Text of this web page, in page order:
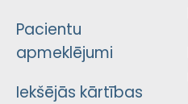
Pacientu
apmeklējumi
Iekšējās kārtības